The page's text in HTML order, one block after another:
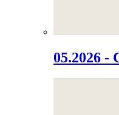
05.2026 -